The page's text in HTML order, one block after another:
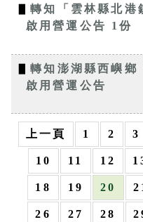
▋轉知「雲林縣北港
啟用營運公告 1份
▋轉知澎湖縣西嶼鄉
啟用營運公告
上一頁 1 2 3
10 11 12
18 19 20
26 27 28